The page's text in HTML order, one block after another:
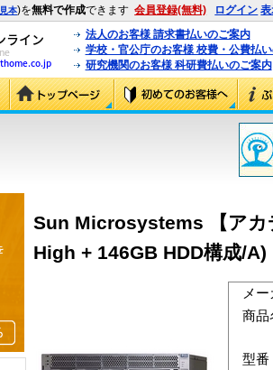
見本)を無料で作成できます 会員登録(無料) ログイン
法人のお客様 請求書払いのご案内
学校・官公庁のお客様 校費・公費払
研究機関のお客様 科研費払いのご案内
Sun Microsystems 【アカ
High + 146GB HDD構成/A)
メ
商品
型番